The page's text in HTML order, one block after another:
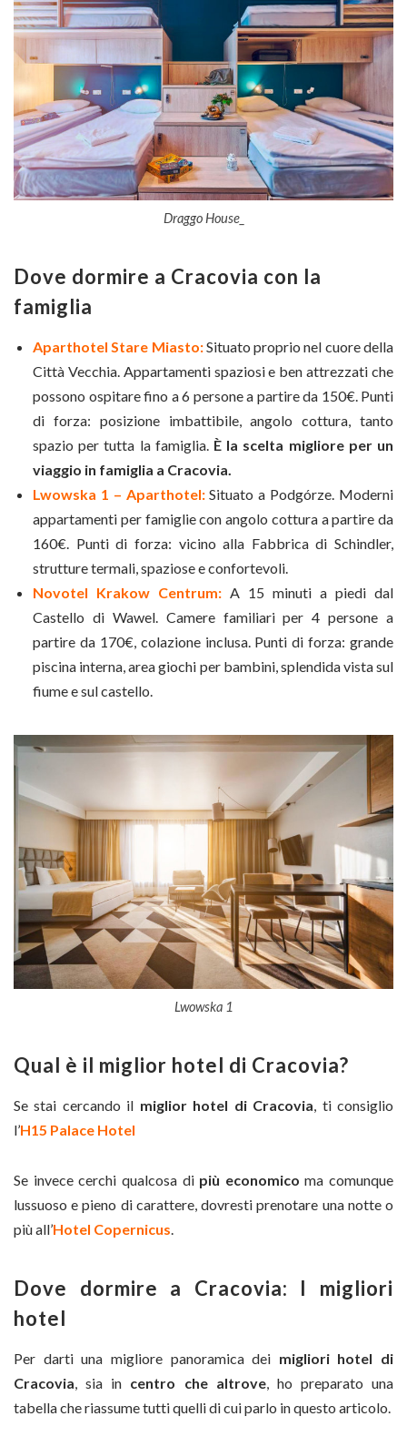
Draggo House_
Dove dormire a Cracovia con la
famiglia
Aparthotel Stare Miasto:Situato proprio nel cuore della
Città Vecchia. Appartamenti spaziosi e ben attrezzati che
possono ospitare fino a 6 persone a partire da 150€. Punti
di forza: posizione imbattibile, angolo cottura, tanto
spazio per tutta la famiglia. È la scelta migliore per un
viaggio in famiglia a Cracovia.
Lwowska 1 – Aparthotel:Situato a Podgórze. Moderni
appartamenti per famiglie con angolo cottura a partire da
160€. Punti di forza: vicino alla Fabbrica di Schindler,
strutture termali, spaziose e confortevoli.
Novotel Krakow Centrum: A 15 minuti a piedi dal
Castello di Wawel. Camere familiari per 4 persone a
partire da 170€, colazione inclusa. Punti di forza: grande
piscina interna, area giochi per bambini, splendida vista sul
fiume e sul castello.
Lwowska 1
Qual è il miglior hotel di Cracovia?
Se stai cercando il miglior hotel di Cracovia, ti consiglio
l’H15 Palace Hotel
Se invece cerchi qualcosa di più economico ma comunque
lussuoso e pieno di carattere, dovresti prenotare una notte o
più all’Hotel Copernicus
Dove dormire a Cracovia: I migliori
hotel
Per darti una migliore panoramica dei migliori hotel di
Cracovia , sia in centro che altrove, ho preparato una
tabella che riassume tutti quelli di cui parlo in questo articolo.